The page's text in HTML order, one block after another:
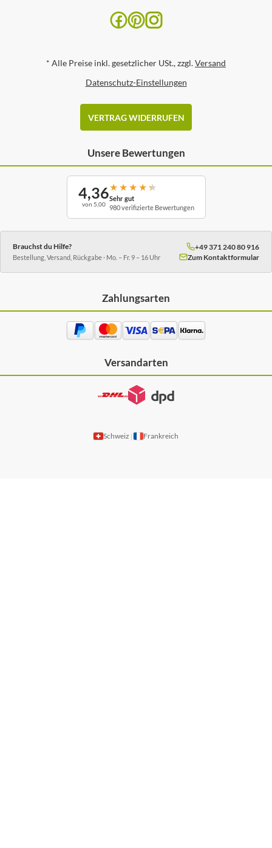
* Alle Preise inkl. gesetzlicher USt., zzgl.Versand
Datenschutz-Einstellungen
VERTRAG WIDERRUFEN
Unsere Bewertungen
4,36
von 5,00
★ ★ ★ ★ ★
Sehr gut
980 verifizierte Bewertungen
Brauchst du Hilfe?
Bestellung, Versand, Rückgabe · Mo. – Fr. 9 – 16 Uhr
+49 371 240 80 916
Zum Kontaktformular
Zahlungsarten
Versandarten
Schweiz | Frankreich